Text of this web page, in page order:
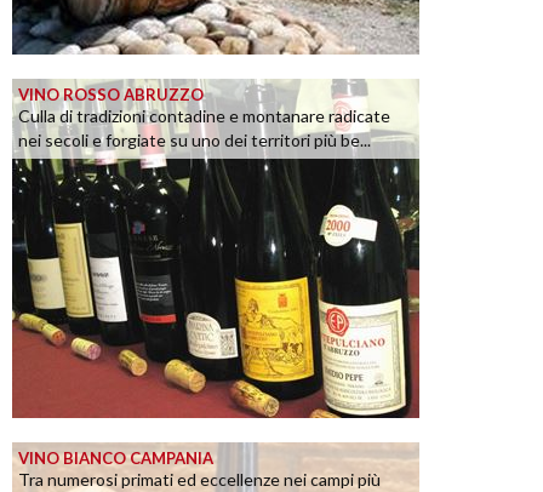
VINO ROSSO ABRUZZO
Culla di tradizioni contadine e montanare radicate
nei secoli e forgiate su uno dei territori più be...
VINO BIANCO CAMPANIA
Tra numerosi primati ed eccellenze nei campi più